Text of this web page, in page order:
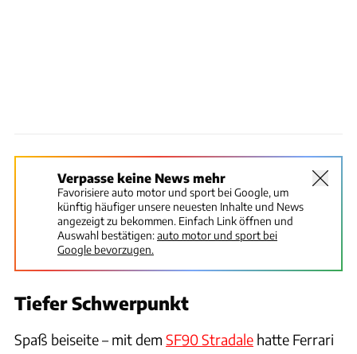
Verpasse keine News mehr
Favorisiere auto motor und sport bei Google, um
künftig häufiger unsere neuesten Inhalte und News
angezeigt zu bekommen. Einfach Link öffnen und
Auswahl bestätigen:auto motor und sport bei
Google bevorzugen.
Tiefer Schwerpunkt
Spaß beiseite – mit dem SF90 Stradale hatte Ferrari